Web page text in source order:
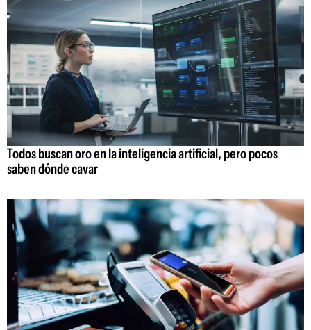
Todos buscan oro en la inteligencia artificial, pero pocos
saben dónde cavar